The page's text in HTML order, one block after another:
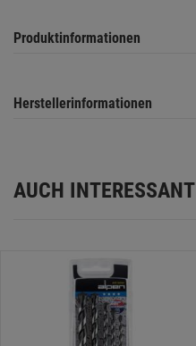
Produktinformationen
Herstellerinformationen
AUCH INTERESSANT